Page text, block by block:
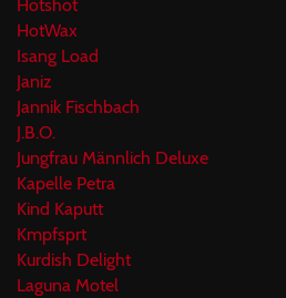
Hotshot
HotWax
Isang Load
Janiz
Jannik Fischbach
J.B.O.
Jungfrau Männlich Deluxe
Kapelle Petra
Kind Kaputt
Kmpfsprt
Kurdish Delight
Laguna Motel